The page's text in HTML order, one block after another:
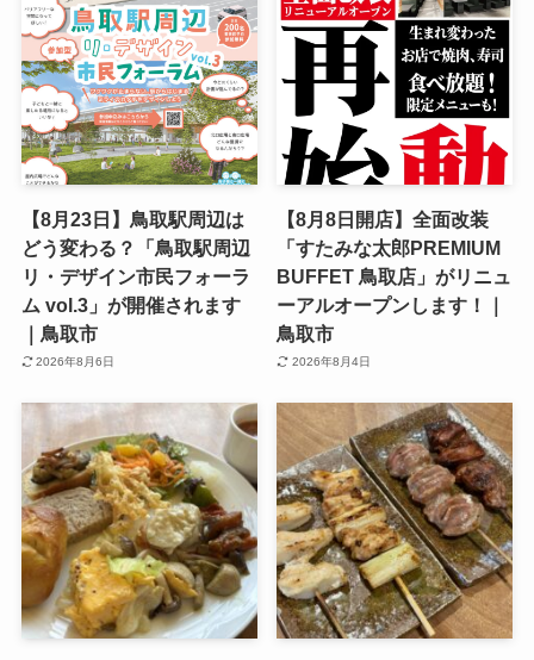
【8月23日】鳥取駅周辺は
どう変わる？「鳥取駅周辺
リ・デザイン市民フォーラ
ム vol.3」が開催されます
｜鳥取市
2026年8月6日
【8月8日開店】全面改装
「すたみな太郎PREMIUM
BUFFET 鳥取店」がリニュ
ーアルオープンします！｜
鳥取市
2026年8月4日